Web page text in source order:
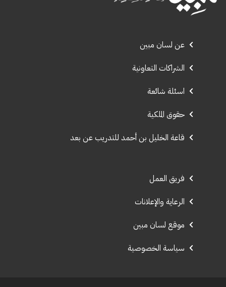
عن لسان مبين
الشراكات التعاونية
اسئلة شائعة
حقوق الملكية
قاعة الخليل بن أحمد للتدريب عن بعد
فريق العمل
الرعاية والإعلانات
موقع لسان مبين
سياسة الخصوصية